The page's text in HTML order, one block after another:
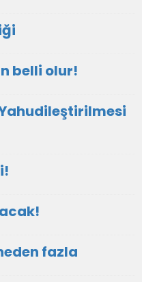
belli olur!
fazla